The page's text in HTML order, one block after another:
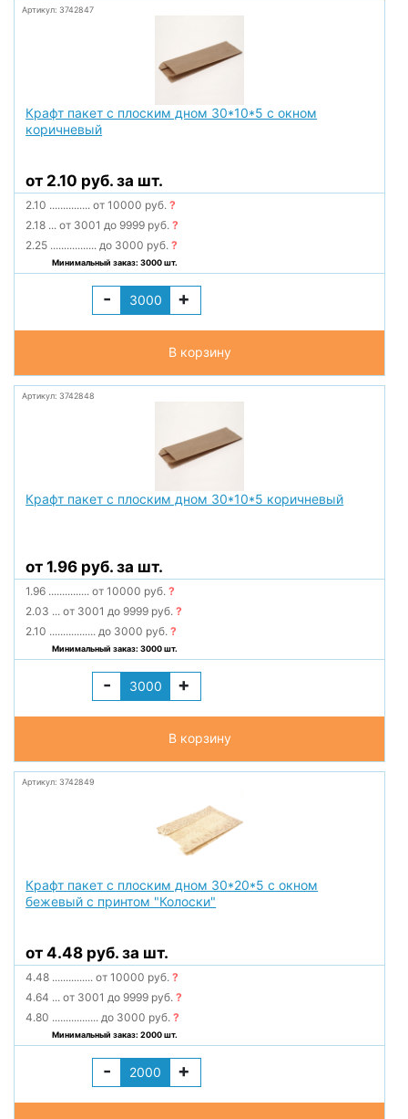
Артикул: 3742847
Крафт пакет с плоским дном 30*10*5 с окном
коричневый
от 2.10 руб. за шт.
2.10 ............... от 10000 руб.?
2.18 ... от 3001 до 9999 руб.?
2.25 ................. до 3000 руб.?
Минимальный заказ: 3000 шт.
- +
В корзину
Артикул: 3742848
Крафт пакет с плоским дном 30*10*5 коричневый
от 1.96 руб. за шт.
1.96 ............... от 10000 руб.?
2.03 ... от 3001 до 9999 руб.?
2.10 ................. до 3000 руб.?
Минимальный заказ: 3000 шт.
- +
В корзину
Артикул: 3742849
Крафт пакет с плоским дном 30*20*5 с окном
бежевый с принтом "Колоски"
от 4.48 руб. за шт.
4.48 ............... от 10000 руб.?
4.64 ... от 3001 до 9999 руб.?
4.80 ................. до 3000 руб.?
Минимальный заказ: 2000 шт.
- +